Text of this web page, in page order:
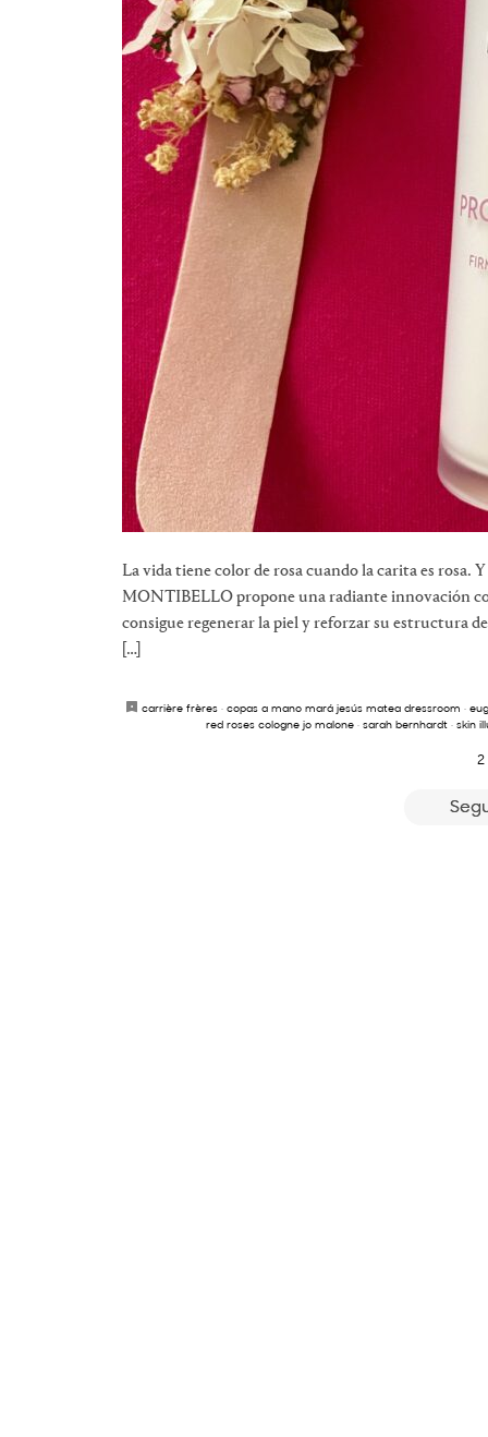
La vida tiene color de rosa cuando la carita es rosa.
MONTIBELLO propone una radiante innovación
consigue regenerar la piel y reforzar su estructura
[…]
carrière frères· copas a mano mará jesús matea dressroom ·
red roses cologne jo malone · sarah bernhardt · skin
2